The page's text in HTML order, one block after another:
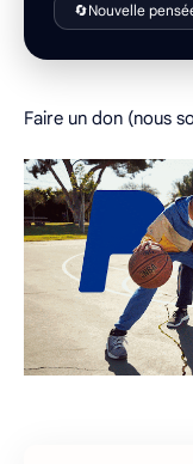
🔄Nouvelle
Faire un don (nous